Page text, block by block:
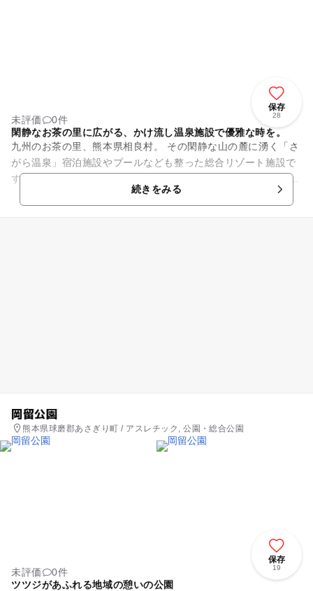
保存
28
未評価
0件
閑静なお茶の里に広がる、かけ流し温泉施設で優雅な時を。
九州のお茶の里、熊本県相良村。 その閑静な山の麓に湧く「さ
がら温泉」宿泊施設やプールなども整った総合リゾート施設で
す。プールは25mプールと子供プールがあります。 豊かな自然
続きをみる
岡留公園
熊本県球磨郡あさぎり町 / アスレチック, 公園・総合公園
保存
19
未評価
0件
ツツジがあふれる地域の憩いの公園